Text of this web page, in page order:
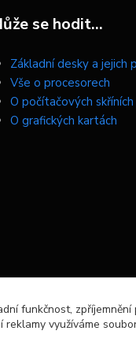
se hodit...
Základní desky a jejich
Vše o procesorech
O počítačových skříních
O grafických kartách
funkčnost,
reklamy využíváme